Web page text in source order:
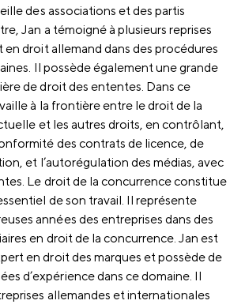
des associations et des partis
Jan a témoigné à plusieurs reprises
en droit allemand dans des procédures
Il possède également une grande
de droit des ententes. Dans ce
à la frontière entre le droit de la
et les autres droits, en contrôlant,
des contrats de licence, de
et l’autorégulation des médias, avec
Le droit de la concurrence constitue
de son travail. Il représente
années des entreprises dans des
en droit de la concurrence. Jan est
en droit des marques et possède de
d’expérience dans ce domaine. Il
allemandes et internationales